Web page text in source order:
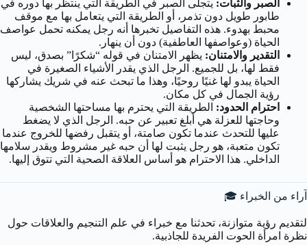
الصبر والثبات: يتجلى الصبر في الطريقة التي ينتظر بها دوره في
طابور طويل دون تذمر، أو الطريقة التي يتعامل بها مع موقف
محبط بهدوء. هذه التفاصيل تخبرها أنه رجل يمكنه تحمل عواصف
الحياة (وعواصفها العاطفية) دون أن ينهار.
التقدير والامتنان: يظهر الامتنان في قوله “شكرًا” بصدق، ليس
فقط لها، بل للجميع. الرجل الذي يقدر الأشياء الصغيرة في
الحياة يبدو لها غنيًا روحيًا، وهذا ما تبحث عنه في شريك يشاركها
رؤية الجمال في كل مكان.
احترام الحدود: الطريقة التي يحترم بها مساحتها الشخصية
وحاجتها للعزلة هي أبلغ تعبير عن حبه. الرجل الذي لا يضغط
عليها للتحدث عندما تكون صامتة، أو يتقبل رفضها للخروج عندما
تكون متعبة، هو رجل يثبت لها أن حبه غير مشروط ويقدر سلامها
الداخلي. هذا الاحترام هو أساس العلاقة الصحية التي تتوق إليها.
آراء من الخبراء 🎓
لتقديم رؤية متوازنة، تحدثنا مع خبراء في علم التنجيم والعلاقات حول
نظرة امرأة الحوت الفريدة للجاذبية.